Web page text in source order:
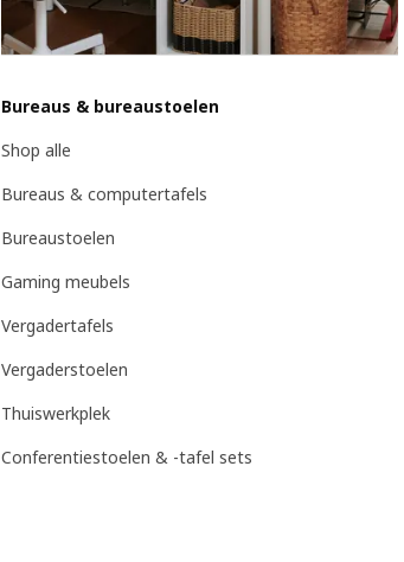
Bureaus & bureaustoelen
Shop alle
Bureaus & computertafels
Bureaustoelen
Gaming meubels
Vergadertafels
Vergaderstoelen
Thuiswerkplek
Conferentiestoelen & -tafel sets